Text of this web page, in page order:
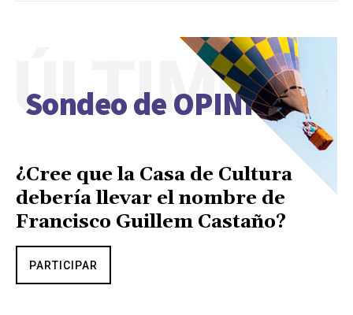
Sondeo de OPINIÓN
ÚLTIMO
¿Cree que la Casa de Cultura
debería llevar el nombre de
Francisco Guillem Castaño?
PARTICIPAR